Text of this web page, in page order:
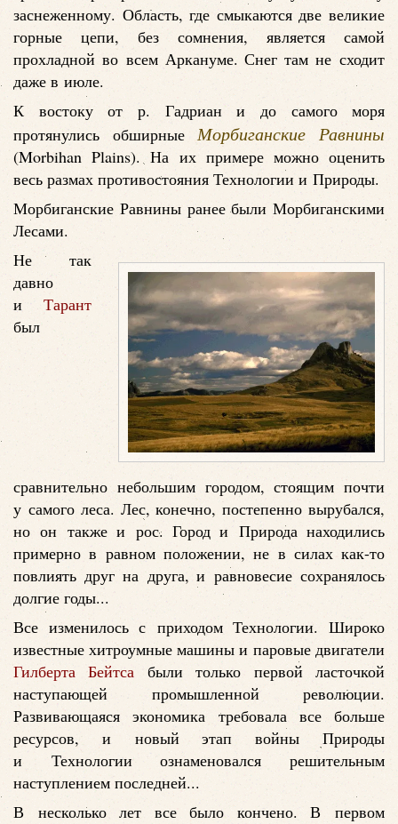
заснеженному. Область, где смыкаются две великие
горные цепи, без сомнения, является самой
прохладной во всем Аркануме. Снег там не сходит
даже в июле.
К востоку от р. Гадриан и до самого моря
протянулись обширныеМорбиганские Равнины
(Morbihan Plains). На их примере можно оценить
весь размах противостояния Технологии и Природы.
Морбиганские Равнины ранее были Морбиганскими
Лесами.
Не так
давно
и Тарант
был
сравнительно небольшим городом, стоящим почти
у самого леса. Лес, конечно, постепенно вырубался,
но он также и рос. Город и Природа находились
примерно в равном положении, не в силах как-то
повлиять друг на друга, и равновесие сохранялось
долгие годы...
Все изменилось с приходом Технологии. Широко
известные хитроумные машины и паровые двигатели
Гилберта Бейтса были только первой ласточкой
наступающей промышленной революции.
Развивающаяся экономика требовала все больше
ресурсов, и новый этап войны Природы
и Технологии ознаменовался решительным
наступлением последней...
В несколько лет все было кончено. В первом